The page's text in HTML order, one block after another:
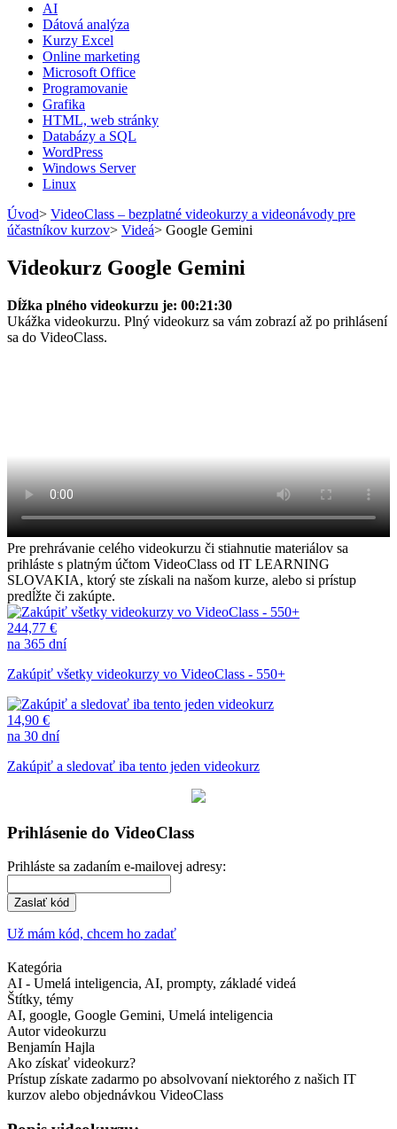
AI
Dátová analýza
Kurzy Excel
Online marketing
Microsoft Office
Programovanie
Grafika
HTML, web stránky
Databázy a SQL
WordPress
Windows Server
Linux
Úvod> VideoClass – bezplatné videokurzy a videonávody pre
účastníkov kurzov> Videá> Google Gemini
Videokurz Google Gemini
Dĺžka plného videokurzu je: 00:21:30
Ukážka videokurzu. Plný videokurz sa vám zobrazí až po prihlásení
sa do VideoClass.
Pre prehrávanie celého videokurzu či stiahnutie materiálov sa
prihláste s platným účtom VideoClass od IT LEARNING
SLOVAKIA, ktorý ste získali na našom kurze, alebo si prístup
predĺžte či zakúpte.
244,77 €
na 365 dní
Zakúpiť všetky videokurzy vo VideoClass - 550+
14,90 €
na 30 dní
Zakúpiť a sledovať iba tento jeden videokurz
Prihlásenie do VideoClass
Prihláste sa zadaním e-mailovej adresy:
Zaslať kód
Už mám kód, chcem ho zadať
Kategória
AI - Umelá inteligencia, AI, prompty, základé videá
Štítky, témy
AI, google, Google Gemini, Umelá inteligencia
Autor videokurzu
Benjamín Hajla
Ako získať videokurz?
Prístup získate zadarmo po absolvovaní niektorého z našich IT
kurzov alebo objednávkou VideoClass